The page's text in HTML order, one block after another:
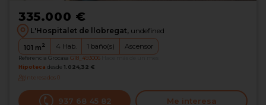
335.000 €
L'Hospitalet de llobregat, undefined
101 m2 4 Hab. 1 baño(s) Ascensor
Referencia Grocasa G18_493006
Hipoteca desde 1.024,32 €
Interesados0
937 68 45 82 Me interesa